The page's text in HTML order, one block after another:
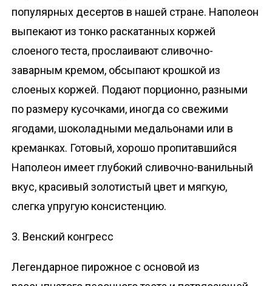
популярных десертов в нашей стране. Наполеон
выпекают из тонко раскатанных коржей
слоеного теста, прослаивают сливочно-
заварным кремом, обсыпают крошкой из
слоеных коржей. Подают порционно, разными
по размеру кусочками, иногда со свежими
ягодами, шоколадными медальонами или в
креманках. Готовый, хорошо пропитавшийся
Наполеон имеет глубокий сливочно-ванильный
вкус, красивый золотистый цвет и мягкую,
слегка упругую консистенцию.
3. Венский конгресс
Легендарное пирожное с основой из